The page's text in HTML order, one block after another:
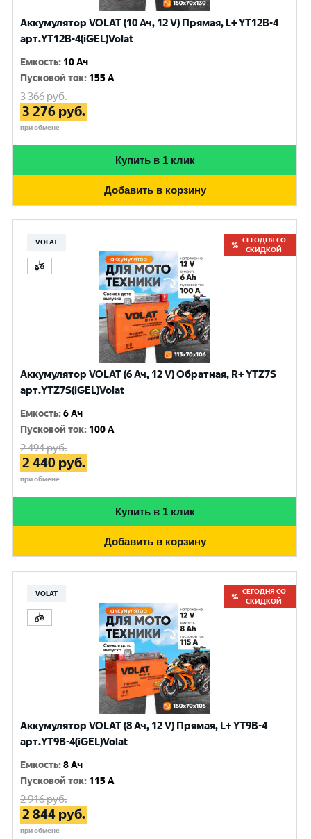
Аккумулятор VOLAT (10 Ач, 12 V) Прямая, L+ YT12B-4
арт.YT12B-4(iGEL)Volat
Емкость: 10 Ач
Пусковой ток: 155 A
3 366руб.
3 276 руб.
при обмене
Купить в 1 клик
Добавить в корзину
VOLAT
СЕГОДНЯ СО
СКИДКОЙ
Аккумулятор VOLAT (6 Ач, 12 V) Обратная, R+ YTZ7S
арт.YTZ7S(iGEL)Volat
Емкость:6 Ач
Пусковой ток: 100 A
2 494руб.
2 440 руб.
при обмене
Купить в 1 клик
Добавить в корзину
VOLAT
СЕГОДНЯ СО
СКИДКОЙ
Аккумулятор VOLAT (8 Ач, 12 V) Прямая, L+ YT9B-4
арт.YT9B-4(iGEL)Volat
Емкость:8 Ач
Пусковой ток: 115 A
2 916руб.
2 844 руб.
при обмене